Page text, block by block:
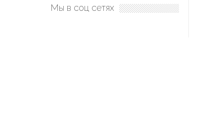
Мы в соц сетях